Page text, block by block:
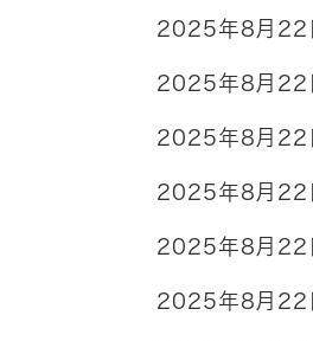
2025年8月22
2025年8月22
2025年8月22
2025年8月22
2025年8月22
2025年8月22